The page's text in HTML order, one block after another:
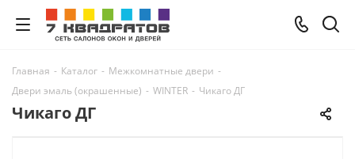
Главная - Каталог - Межкомнатные двери -
Двери эмаль (окрашенные) - WINTER - Чикаго ДГ
Чикаго ДГ